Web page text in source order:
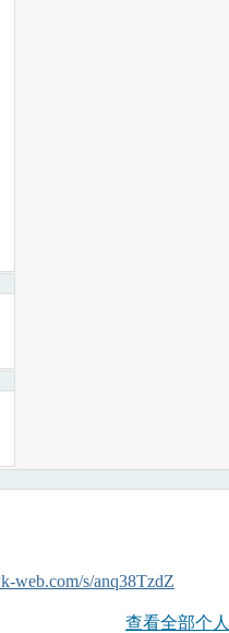
web.com/s/anq38TzdZ
查看全部个